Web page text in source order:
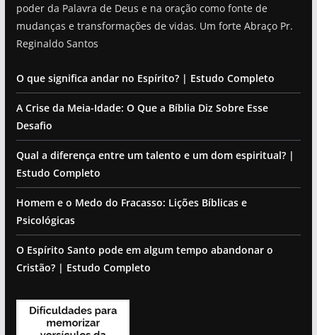
poder da Palavra de Deus e na oração como fonte de
mudanças e transformações de vidas. Um forte Abraço Pr.
Reginaldo Santos
O que significa andar no Espírito? | Estudo Completo
A Crise da Meia-Idade: O Que a Bíblia Diz Sobre Esse
Desafio
Qual a diferença entre um talento e um dom espiritual? |
Estudo Completo
Homem e o Medo do Fracasso: Lições Bíblicas e
Psicológicas
O Espírito Santo pode em algum tempo abandonar o
Cristão? | Estudo Completo